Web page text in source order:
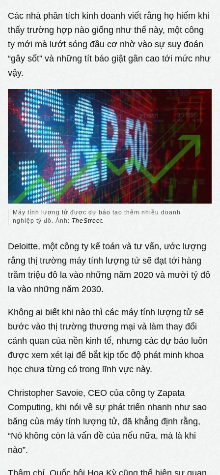
Các nhà phân tích kinh doanh viết rằng họ hiếm khi
thấy trường hợp nào giống như thế này, một công
ty mới mà lướt sóng đầu cơ nhờ vào sự suy đoán
“gây sốt” và những tít báo giật gân cao tới mức như
vậy.
Máy tính lượng tử được dự báo tạo thêm nhiều doanh
nghiệp tỷ đô. Ảnh: TheStreet.
Deloitte, một công ty kế toán và tư vấn, ước lượng
rằng thị trường máy tính lượng tử sẽ đạt tới hàng
trăm triệu đô la vào những năm 2020 và mười tỷ đô
la vào những năm 2030.
Không ai biết khi nào thì các máy tính lượng tử sẽ
bước vào thị trường thương mại và làm thay đổi
cảnh quan của nền kinh tế, nhưng các dự báo luôn
được xem xét lại để bắt kịp tốc độ phát minh khoa
học chưa từng có trong lĩnh vực này.
Christopher Savoie, CEO của công ty Zapata
Computing, khi nói về sự phát triển nhanh như sao
băng của máy tính lượng tử, đã khẳng định rằng,
“Nó không còn là vấn đề của nếu nữa, mà là khi
nào”.
Thậm chí, Quốc hội Hoa Kỳ cũng thể hiện sự quan